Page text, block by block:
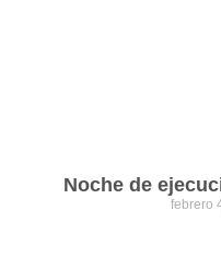
Noche de
febrero